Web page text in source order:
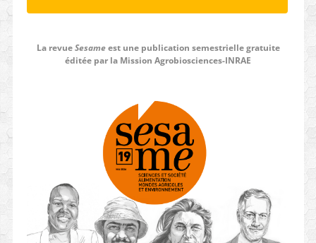
La revueSesameest une publication semestrielle gratuite
éditée par la Mission Agrobiosciences-INRAE